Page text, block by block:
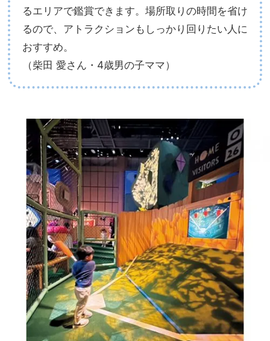
るエリアで鑑賞できます。場所取りの時間を省け
るので、アトラクションもしっかり回りたい人に
おすすめ。
（柴田 愛さん・4歳男の子ママ）